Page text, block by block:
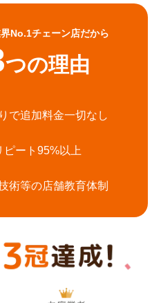
No.1チェーン店だから
つの理由
で追加料金一切なし
ピート95%以上
術等の店舗教育体制